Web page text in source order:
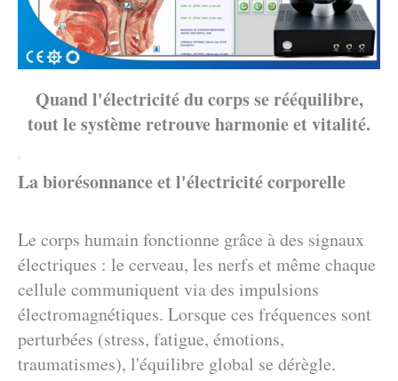
Quand l'électricité du corps se rééquilibre,
tout le système retrouve harmonie et vitalité.
La biorésonnance et l'électricité corporelle
Le corps humain fonctionne grâce à des signaux
électriques : le cerveau, les nerfs et même chaque
cellule communiquent via des impulsions
électromagnétiques. Lorsque ces fréquences sont
perturbées (stress, fatigue, émotions,
traumatismes), l'équilibre global se dérègle.